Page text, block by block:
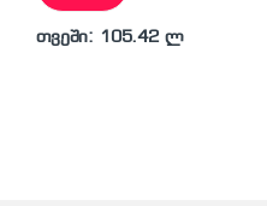
თვეში: 105.42 ლ